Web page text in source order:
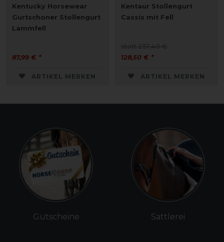
Kentucky Horsewear
Gurtschoner Stollengurt
Lammfell
87,99 € *
ARTIKEL MERKEN
Kentaur Stollengurt
Cassis mit Fell
statt 257,40 €
128,50 € *
ARTIKEL MERKEN
Gutscheine Sattlerei